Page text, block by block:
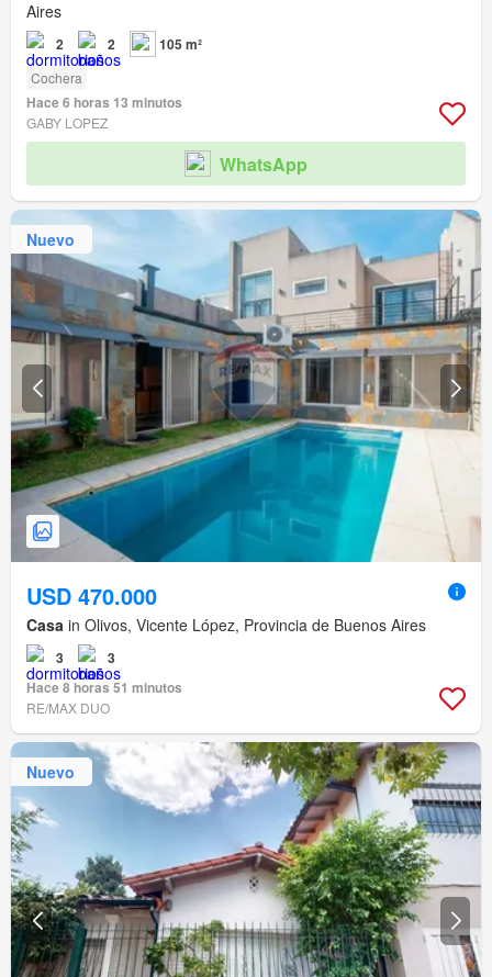
Aires
2 2 105 m²
Cochera
Hace 6 horas 13 minutos
GABY LOPEZ
WhatsApp
Nuevo
USD 470.000
Casa in Olivos, Vicente López, Provincia de Buenos Aires
3
3
Hace 8 horas 51 minutos
RE/MAX DUO
Nuevo